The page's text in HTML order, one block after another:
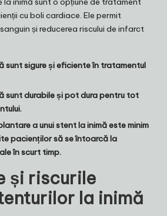
cu boli cardiace. Ele permit
și reducerea riscului de infarct
sunt sigure și eficiente în tratamentul
sunt durabile și pot dura pentru tot
a unui stent la inimă este minim
pacienților să se întoarcă la
în scurt timp.
și riscurile
la inimă